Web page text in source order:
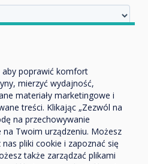
biurowe
poprawić komfort
mierzyć wydajność,
materiały marketingowe i
treści. Klikając „Zezwól na
na przechowywanie
Twoim urządzeniu. Możesz
pliki cookie i zapoznać się
także zarządzać plikami
w sprawie